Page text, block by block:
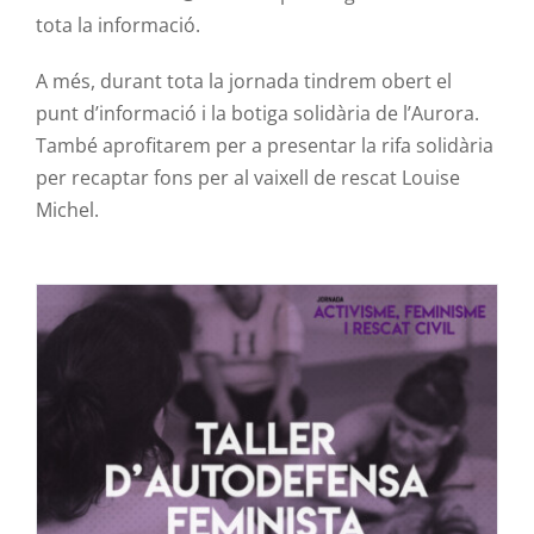
tota la informació.
A més, durant tota la jornada tindrem obert el
punt d’informació i la botiga solidària de l’Aurora.
També aprofitarem per a presentar la rifa solidària
per recaptar fons per al vaixell de rescat Louise
Michel.